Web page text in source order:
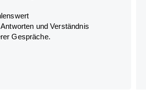
und Verständnis
Gespräche.